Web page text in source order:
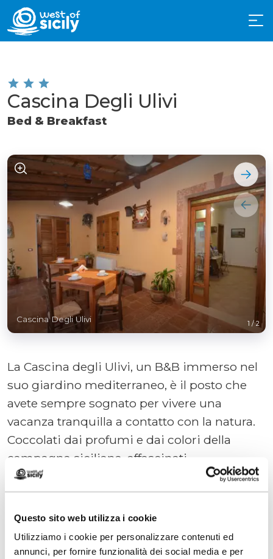
Questo sito web utilizza i cookie
Utilizziamo i cookie per personalizzare contenuti ed
annunci, per fornire funzionalità dei social media e per
Cascina Degli Ulivi
Bed & Breakfast
Cascina Degli Ulivi 1 /2
La Cascina degli Ulivi, un B&B immerso nel
suo giardino mediterraneo, è il posto che
avete sempre sognato per vivere una
vacanza tranquilla a contatto con la natura.
Coccolati dai profumi e dai colori della
campagna siciliana, affascinati
dall’atmosfera selvaggia del suo paesaggio,
rapiti dalla bellezza del mare e delle spiagge
e dal relax della sua piscina, vi sentirete
subito nel posto giusto… La calda
accoglienza di Barbara e Nino farà il resto!